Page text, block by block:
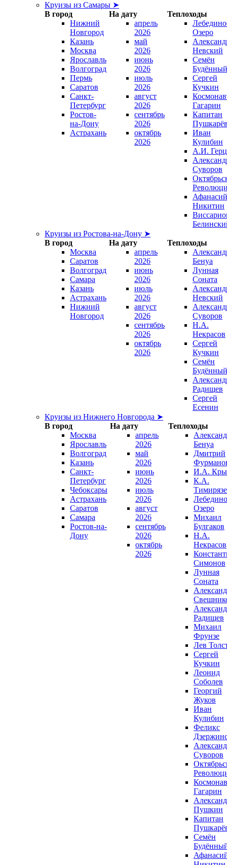
Круизы из Самары ➤
В город
На дату
Теплоходы
Нижний
Новгород
Казань
Москва
Ярославль
Волгоград
Пермь
Саратов
Санкт-
Петербург
Ростов-
на-Дону
Астрахань
апрель
2026
май
2026
июнь
2026
июль
2026
август
2026
сентябрь
2026
октябрь
2026
Озеро
Невский
Семён
Будённый
Сергей
Кучкин
Гагарин
Капитан
Иван
Кулибин
А.И.
Суворов
Афанасий
Никитин
Круизы из Ростова-на-Дону ➤
В город
На дату
Теплоходы
Москва
Саратов
Волгоград
Самара
Казань
Астрахань
Нижний
Новгород
апрель
2026
июнь
2026
июль
2026
август
2026
сентябрь
2026
октябрь
2026
Бенуа
Лунная
Соната
Невский
Суворов
Н.А.
Некрасов
Сергей
Кучкин
Семён
Будённый
Радищев
Сергей
Есенин
Круизы из Нижнего Новгорода ➤
В город
На дату
Теплоходы
Москва
Ярославль
Волгоград
Казань
Санкт-
Петербург
Чебоксары
Астрахань
Саратов
Самара
Ростов-на-
Дону
апрель
2026
май
2026
июнь
2026
июль
2026
август
2026
сентябрь
2026
октябрь
2026
Бенуа
Дмитрий
И.А.
К.А.
Озеро
Михаил
Булгаков
Н.А.
Некрасов
Симонов
Лунная
Соната
Радищев
Михаил
Фрунзе
Лев
Сергей
Кучкин
Леонид
Соболев
Георгий
Жуков
Иван
Кулибин
Феликс
Суворов
Гагарин
Пушкин
Капитан
Семён